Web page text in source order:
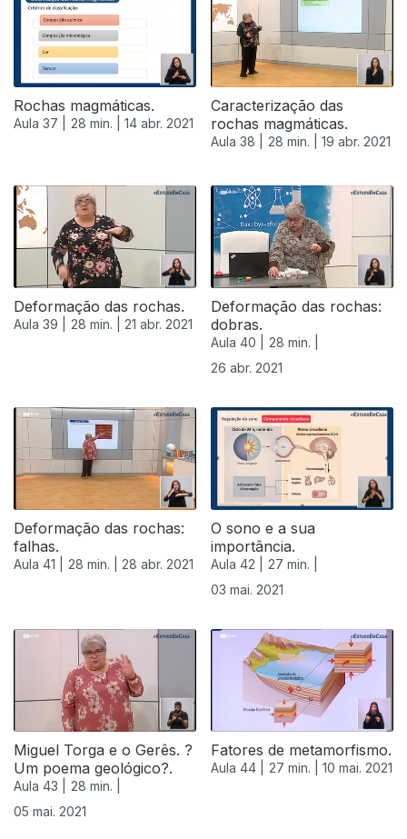
Rochas magmáticas.
Aula 37 | 28 min. | 14 abr. 2021
Caracterização das
rochas magmáticas.
Aula 38 | 28 min. | 19 abr. 2021
Deformação das rochas.
Aula 39 | 28 min. | 21 abr. 2021
Deformação das rochas:
dobras.
Aula 40 |
28 min. |
26 abr. 2021
Deformação das rochas:
falhas.
Aula 41 | 28 min. | 28 abr. 2021
O sono e a sua
importância.
Aula 42 |
27 min. |
03 mai. 2021
Miguel Torga e o Gerês. ?
Um poema geológico?.
Aula 43 |
28 min. |
05 mai. 2021
Fatores de metamorfismo.
Aula 44 | 27 min. | 10 mai. 2021